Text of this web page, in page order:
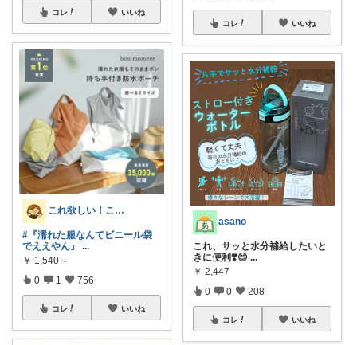
コレ いいね
これ欲しい！これ良かった！©ままお
#『濡れた服なんてビニール袋
でええやん』
...
￥ 1,540～
0 1 756
コレ いいね
コレ いいね
asano
これ、サッと水分補給したいと
きに便利❣️😊 ...
￥ 2,447
0 0 208
コレ いいね